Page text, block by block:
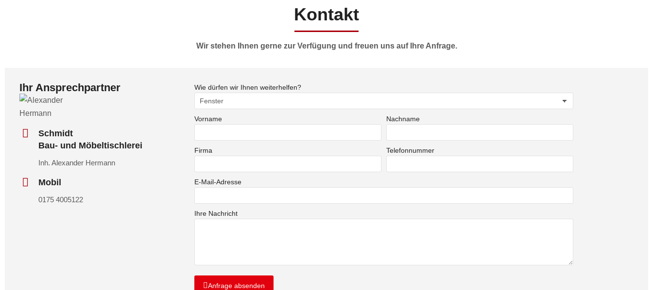
Kontakt
Wir stehen Ihnen gerne zur Verfügung und freuen uns auf Ihre Anfrage.
Ihr Ansprechpartner
Schmidt
Bau- und Möbeltischlerei
Inh. Alexander Hermann
Mobil
0175 4005122
Wie dürfen wir Ihnen weiterhelfen?
Vorname Nachname
Firma Telefonnummer
E-Mail-Adresse
Ihre Nachricht
Anfrage absenden